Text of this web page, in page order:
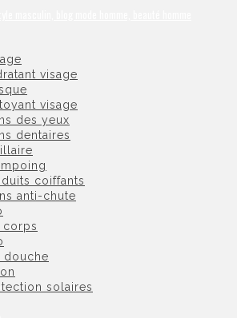
visage
visage
des yeux
dentaires
coiffants
anti-chute
corps
douche
solaires